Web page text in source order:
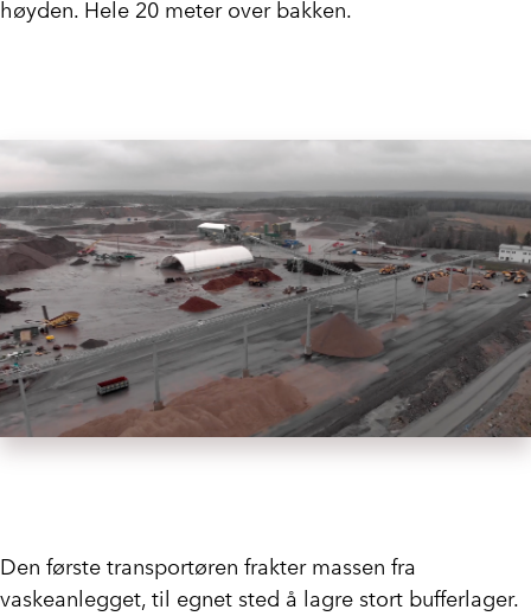
høyden. Hele 20 meter over bakken.
Den første transportøren frakter massen fra
vaskeanlegget, til egnet sted å lagre stort bufferlager.